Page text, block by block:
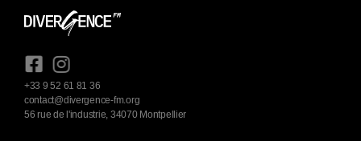
+33 9 52 61 81 36
contact@divergence-fm.org
56 rue de l'industrie, 34070 Montpellier